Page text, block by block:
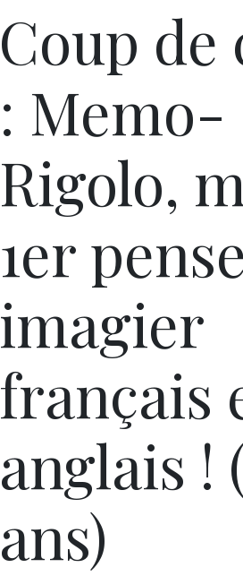
Coup de
: Memo-
Rigolo,
1er
imagier
français
anglais !
ans)